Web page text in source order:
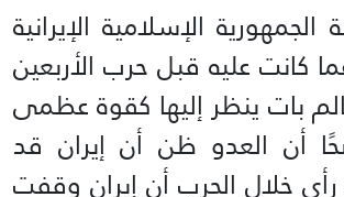
الإسلامية الإيرانية
كانت عليه قبل حرب الأربعين
بات ينظر إليها كقوة عظمى
أن العدو ظن أن إيران قد
خلال الحرب أن إيران وقفت